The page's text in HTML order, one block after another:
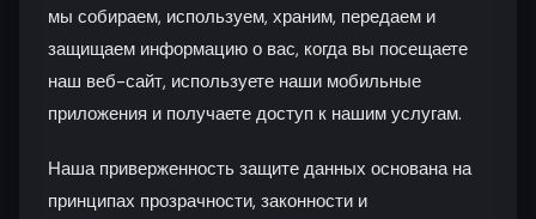
мы собираем, используем, храним, передаем и
защищаем информацию о вас, когда вы посещаете
наш веб-сайт, используете наши мобильные
приложения и получаете доступ к нашим услугам.
Наша приверженность защите данных основана на
принципах прозрачности, законности и